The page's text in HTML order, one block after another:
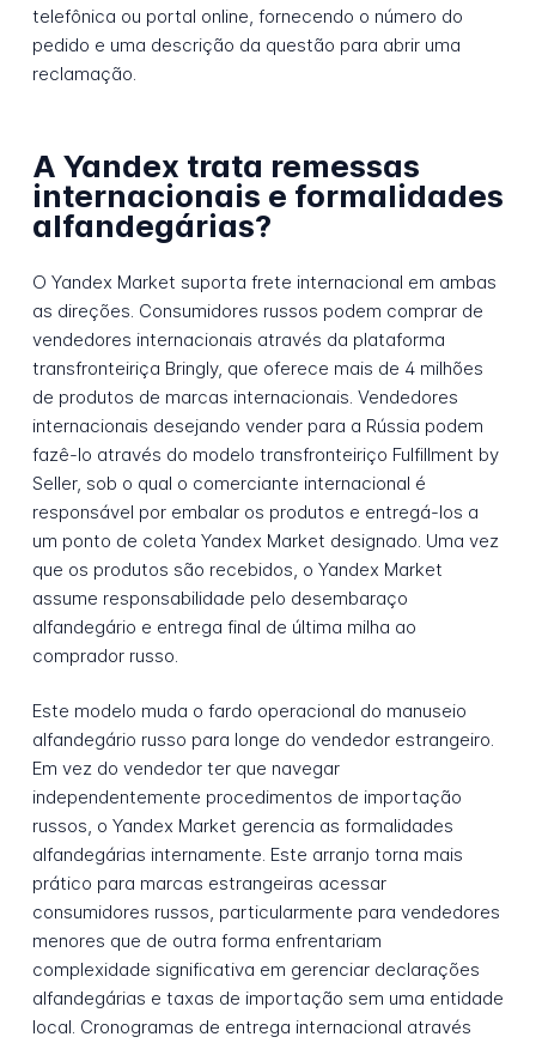
telefônica ou portal online, fornecendo o número do
pedido e uma descrição da questão para abrir uma
reclamação.
A Yandex trata remessas
internacionais e formalidades
alfandegárias?
O Yandex Market suporta frete internacional em ambas
as direções. Consumidores russos podem comprar de
vendedores internacionais através da plataforma
transfronteiriça Bringly, que oferece mais de 4 milhões
de produtos de marcas internacionais. Vendedores
internacionais desejando vender para a Rússia podem
fazê-lo através do modelo transfronteiriço Fulfillment by
Seller, sob o qual o comerciante internacional é
responsável por embalar os produtos e entregá-los a
um ponto de coleta Yandex Market designado. Uma vez
que os produtos são recebidos, o Yandex Market
assume responsabilidade pelo desembaraço
alfandegário e entrega final de última milha ao
comprador russo.
Este modelo muda o fardo operacional do manuseio
alfandegário russo para longe do vendedor estrangeiro.
Em vez do vendedor ter que navegar
independentemente procedimentos de importação
russos, o Yandex Market gerencia as formalidades
alfandegárias internamente. Este arranjo torna mais
prático para marcas estrangeiras acessar
consumidores russos, particularmente para vendedores
menores que de outra forma enfrentariam
complexidade significativa em gerenciar declarações
alfandegárias e taxas de importação sem uma entidade
local. Cronogramas de entrega internacional através